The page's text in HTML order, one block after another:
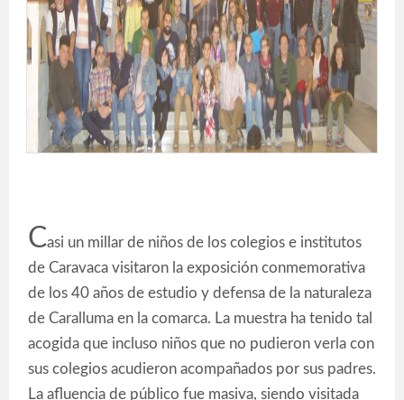
Casi un millar de niños de los colegios e institutos
de Caravaca visitaron la exposición conmemorativa
de los 40 años de estudio y defensa de la naturaleza
de Caralluma en la comarca. La muestra ha tenido tal
acogida que incluso niños que no pudieron verla con
sus colegios acudieron acompañados por sus padres.
La afluencia de público fue masiva, siendo visitada